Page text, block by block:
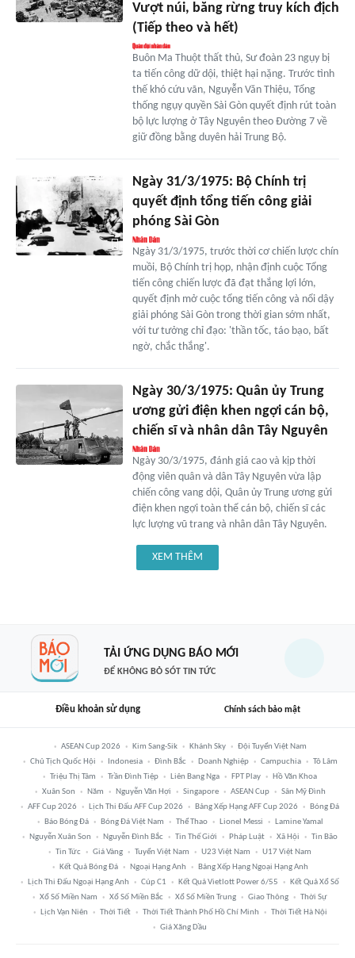
Vượt núi, băng rừng truy kích địch
(Tiếp theo và hết)
Buôn Ma Thuột thất thủ, Sư đoàn 23 ngụy bị
ta tiến công dữ dội, thiệt hại nặng. Trước tình
thế khó cứu vãn, Nguyễn Văn Thiệu, Tổng
thống ngụy quyền Sài Gòn quyết định rút toàn
bộ lực lượng ở Tây Nguyên theo Đường 7 về
giữ đồng bằng duyên hải Trung Bộ.
Ngày 31/3/1975: Bộ Chính trị
quyết định tổng tiến công giải
phóng Sài Gòn
Ngày 31/3/1975, trước thời cơ chiến lược chín
muồi, Bộ Chính trị họp, nhận định cuộc Tổng
tiến công chiến lược đã đạt thắng lợi lớn,
quyết định mở cuộc tổng tiến công và nổi dậy
giải phóng Sài Gòn trong thời gian sớm nhất,
với tư tưởng chỉ đạo: 'thần tốc, táo bạo, bất
ngờ, chắc thắng'.
Ngày 30/3/1975: Quân ủy Trung
ương gửi điện khen ngợi cán bộ,
chiến sĩ và nhân dân Tây Nguyên
Ngày 30/3/1975, đánh giá cao và kịp thời
động viên quân và dân Tây Nguyên vừa lập
chiến công vang dội, Quân ủy Trung ương gửi
điện khen ngợi toàn thể cán bộ, chiến sĩ các
lực lượng vũ trang và nhân dân Tây Nguyên.
XEM THÊM
TẢI ỨNG DỤNG BÁO MỚI
ĐỂ KHÔNG BỎ SÓT TIN TỨC
Điều khoản sử dụng Chính sách bảo mật
ASEAN Cup 2026 Kim Sang-Sik Khánh Sky
Đội Tuyển Việt Nam
Chủ Tịch Quốc Hội
Indonesia Đình Bắc Doanh Nghiệp Campuchia
Tô Lâm
Triệu Thị Tâm
Trần Đình Tiệp Liên Bang Nga FPT Play
Hồ Văn Khoa
Xuân Son
Năm Nguyễn Văn Hợi Singapore ASEAN Cup
Sân Mỹ Đình
AFF Cup 2026
Lịch Thi Đấu AFF Cup 2026 Bảng Xếp Hạng AFF Cup 2026
Bóng Đá
Báo Bóng Đá
Bóng Đá Việt Nam Thể Thao Lionel Messi
Lamine Yamal
Nguyễn Xuân Son
Nguyễn Đình Bắc Tin Thế Giới Pháp Luật Xã Hội
Tin Bão
Tin Tức
Giá Vàng Tuyển Việt Nam U23 Việt Nam
U17 Việt Nam
Kết Quả Bóng Đá
Ngoại Hạng Anh
Bảng Xếp Hạng Ngoại Hạng Anh
Lịch Thi Đấu Ngoại Hạng Anh
Cúp C1 Kết Quả Vietlott Power 6/55
Kết Quả Xổ Số
Xổ Số Miền Nam
Xổ Số Miền Bắc Xổ Số Miền Trung Giao Thông
Thời Sự
Lịch Vạn Niên
Thời Tiết Thời Tiết Thành Phố Hồ Chí Minh
Thời Tiết Hà Nội
Giá Xăng Dầu